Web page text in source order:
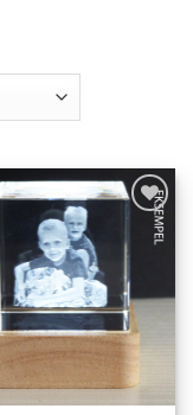
ønskeliste